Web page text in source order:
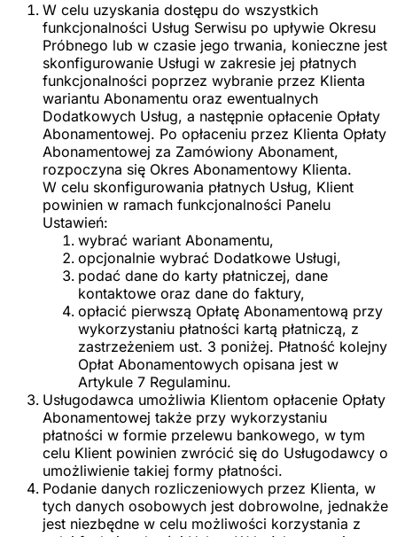
W celu uzyskania dostępu do wszystkich
funkcjonalności Usług Serwisu po upływie Okresu
Próbnego lub w czasie jego trwania, konieczne jest
skonfigurowanie Usługi w zakresie jej płatnych
funkcjonalności poprzez wybranie przez Klienta
wariantu Abonamentu oraz ewentualnych
Dodatkowych Usług, a następnie opłacenie Opłaty
Abonamentowej. Po opłaceniu przez Klienta Opłaty
Abonamentowej za Zamówiony Abonament,
rozpoczyna się Okres Abonamentowy Klienta.
W celu skonfigurowania płatnych Usług, Klient
powinien w ramach funkcjonalności Panelu
Ustawień:
wybrać wariant Abonamentu,
opcjonalnie wybrać Dodatkowe Usługi,
podać dane do karty płatniczej, dane
kontaktowe oraz dane do faktury,
opłacić pierwszą Opłatę Abonamentową przy
wykorzystaniu płatności kartą płatniczą, z
zastrzeżeniem ust. 3 poniżej. Płatność kolejny
Opłat Abonamentowych opisana jest w
Artykule 7 Regulaminu.
Usługodawca umożliwia Klientom opłacenie Opłaty
Abonamentowej także przy wykorzystaniu
płatności w formie przelewu bankowego, w tym
celu Klient powinien zwrócić się do Usługodawcy o
umożliwienie takiej formy płatności.
Podanie danych rozliczeniowych przez Klienta, w
tych danych osobowych jest dobrowolne, jednakże
jest niezbędne w celu możliwości korzystania z